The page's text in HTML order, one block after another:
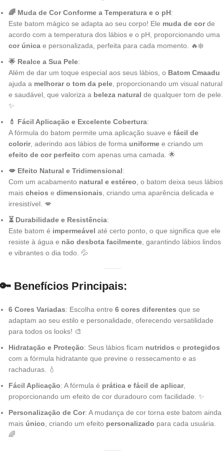
🌈 Muda de Cor Conforme a Temperatura e o pH:
Este batom mágico se adapta ao seu corpo! Ele muda de corde
acordo com a temperatura dos lábios e o pH, proporcionando uma
cor única e personalizada, perfeita para cada momento. 🔥❄️
🌟 Realce a Sua Pele:
Além de dar um toque especial aos seus lábios, o Batom Cmaadu
ajuda a melhorar o tom da pele, proporcionando um visual natural
e saudável, que valoriza a beleza natural de qualquer tom de pele.
✨
💄 Fácil Aplicação e Excelente Cobertura:
A fórmula do batom permite uma aplicação suave e fácil de
colorir, aderindo aos lábios de forma uniforme e criando um
efeito de cor perfeito com apenas uma camada. 🌟
💋 Efeito Natural e Tridimensional:
Com um acabamento natural e estéreo, o batom deixa seus lábios
mais cheios e dimensionais, criando uma aparência delicada e
irresistível. 💋
⏳ Durabilidade e Resistência:
Este batom é impermeável até certo ponto, o que significa que ele
resiste à água e não desbota facilmente, garantindo lábios lindos
e vibrantes o dia todo. 💦
🔑 Benefícios Principais:
6 Cores Variadas: Escolha entre 6 cores diferentes que se
adaptam ao seu estilo e personalidade, oferecendo versatilidade
para todos os looks! 🎨
Hidratação e Proteção: Seus lábios ficam nutridos e protegidos
com a fórmula hidratante que previne o ressecamento e as
rachaduras. 💧
Fácil Aplicação: A fórmula é prática e fácil de aplicar,
proporcionando um efeito de cor duradouro com facilidade. ✨
Personalização de Cor: A mudança de cor torna este batom ainda
mais único, criando um efeito personalizado para cada usuária.
🌈